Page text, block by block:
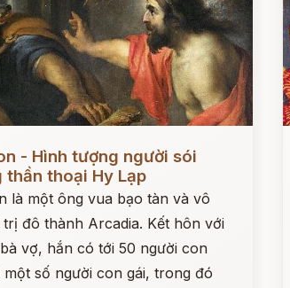
- Hình tượng người sói
thần thoại Hy Lạp
là một ông vua bạo tàn và vô
trị đô thành Arcadia. Kết hôn với
vợ, hắn có tới 50 người con
một số người con gái, trong đó